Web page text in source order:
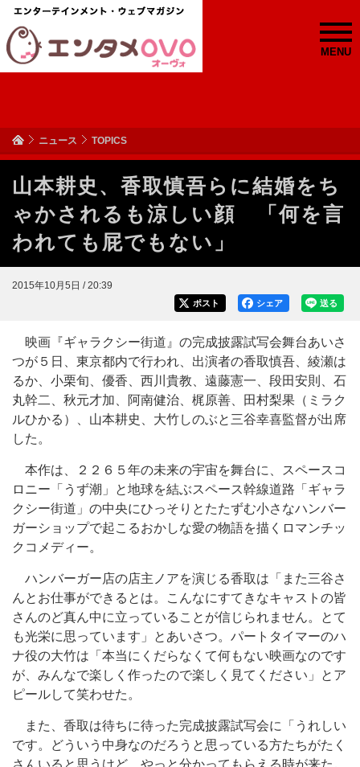
MENU
ニュース TOPICS
山本耕史、香取慎吾らに結婚をち
ゃかされるも涼しい顔 「何を言
われても屁でもない」
2015年10月5日 / 20:39
送る
シェア
ポスト
映画『ギャラクシー街道』の完成披露試写会舞台あいさ
つが５日、東京都内で行われ、出演者の香取慎吾、綾瀬は
るか、小栗旬、優香、西川貴教、遠藤憲一、段田安則、石
丸幹二、秋元才加、阿南健治、梶原善、田村梨果（ミラク
ルひかる）、山本耕史、大竹しのぶと三谷幸喜監督が出席
した。
本作は、２２６５年の未来の宇宙を舞台に、スペースコ
ロニー「うず潮」と地球を結ぶスペース幹線道路「ギャラ
クシー街道」の中央にひっそりとたたずむ小さなハンバー
ガーショップで起こるおかしな愛の物語を描くロマンチッ
クコメディー。
ハンバーガー店の店主ノアを演じる香取は「また三谷さ
んとお仕事ができるとは。こんなにすてきなキャストの皆
さんのど真ん中に立っていることが信じられません。とて
も光栄に思っています」とあいさつ。パートタイマーのハ
ナ役の大竹は「本当にくだらなくて何もない映画なのです
が、みんなで楽しく作ったので楽しく見てください」とア
ピールして笑わせた。
また、香取は待ちに待った完成披露試写会に「うれしい
です。どういう中身なのだろうと思っている方たちがたく
さんいると思うけど、やっと分かってもらえる時が来た。